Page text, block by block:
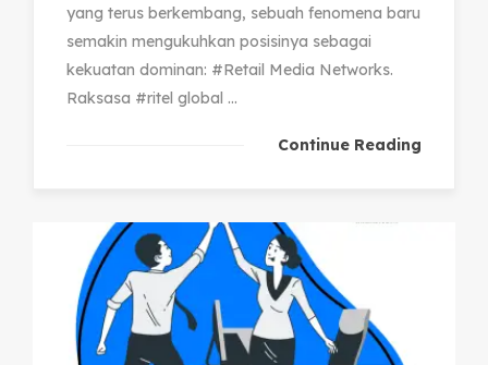
yang terus berkembang, sebuah fenomena baru
semakin mengukuhkan posisinya sebagai
kekuatan dominan: #Retail Media Networks.
Raksasa #ritel global ...
Continue Reading